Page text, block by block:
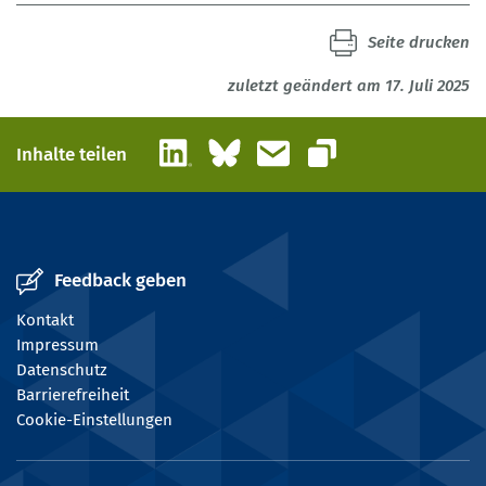
zuletzt geändert am 17. Juli 2025
Seite drucken
Inhalte teilen LinkedInBlueskyE-Mail
Link kopieren
Feedback geben
Kontakt
Impressum
Datenschutz
Barrierefreiheit
Cookie-Einstellungen